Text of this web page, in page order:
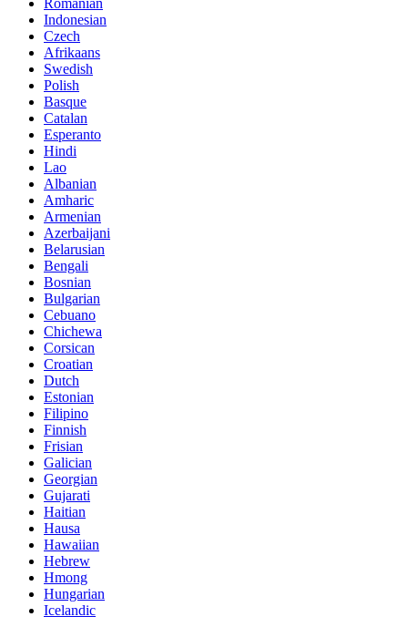
Romanian
Indonesian
Czech
Afrikaans
Swedish
Polish
Basque
Catalan
Esperanto
Hindi
Lao
Albanian
Amharic
Armenian
Azerbaijani
Belarusian
Bengali
Bosnian
Bulgarian
Cebuano
Chichewa
Corsican
Croatian
Dutch
Estonian
Filipino
Finnish
Frisian
Galician
Georgian
Gujarati
Haitian
Hausa
Hawaiian
Hebrew
Hmong
Hungarian
Icelandic